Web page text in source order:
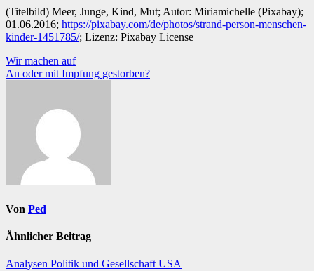
(Titelbild) Meer, Junge, Kind, Mut; Autor: Miriamichelle (Pixabay);
01.06.2016; https://pixabay.com/de/photos/strand-person-menschen-
kinder-1451785/; Lizenz: Pixabay License
Beitragsnavigation
Wir machen auf
An oder mit Impfung gestorben?
Von Ped
Ähnlicher Beitrag
Analysen Politik und GesellschaftUSA